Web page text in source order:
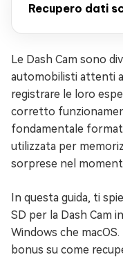
Recupero dati
Le Dash Cam sono
automobilisti attenti
registrare le loro
corretto
fondamentale
utilizzata per
sorprese nel
In questa guida, ti
SD per la Dash Cam
Windows che
bonus su come